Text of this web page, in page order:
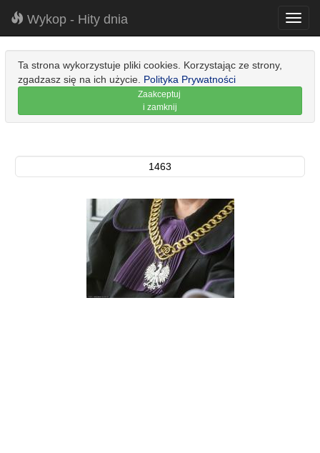
Wykop - Hity dnia
Ta strona wykorzystuje pliki cookies. Korzystając ze strony,
zgadzasz się na ich użycie. Polityka Prywatności
Zaakceptuj
i zamknij
1463